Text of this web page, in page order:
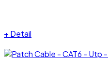
+ Detail